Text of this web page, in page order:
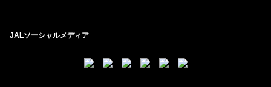
JALソーシャルメディア